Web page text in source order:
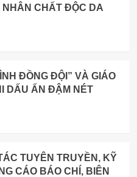
NHÂN CHẤT ĐỘC DA
ĐỒNG ĐỘI” VÀ GIÁO
DẤU ẤN ĐẬM NÉT
TUYÊN TRUYỀN, KỸ
CÁO BÁO CHÍ, BIÊN